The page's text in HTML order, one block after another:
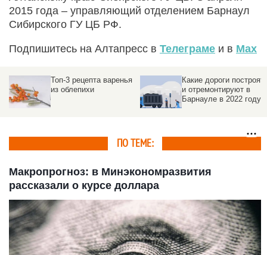
2015 года – управляющий отделением Барнаул
Сибирского ГУ ЦБ РФ.
Подпишитесь на Алтапресс в Телеграме и в Max
Топ-3 рецепта варенья
из облепихи
Какие дороги построят
и отремонтируют в
Барнауле в 2022 году.
ПО ТЕМЕ:
Макропрогноз: в Минэкономразвития
рассказали о курсе доллара